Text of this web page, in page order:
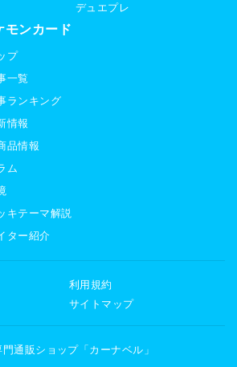
デュエプレ
モンカード
プ
一覧
ランキング
情報
品情報
ム
キテーマ解説
ター紹介
利用規約
サイトマップ
門通販ショップ「カーナベル」